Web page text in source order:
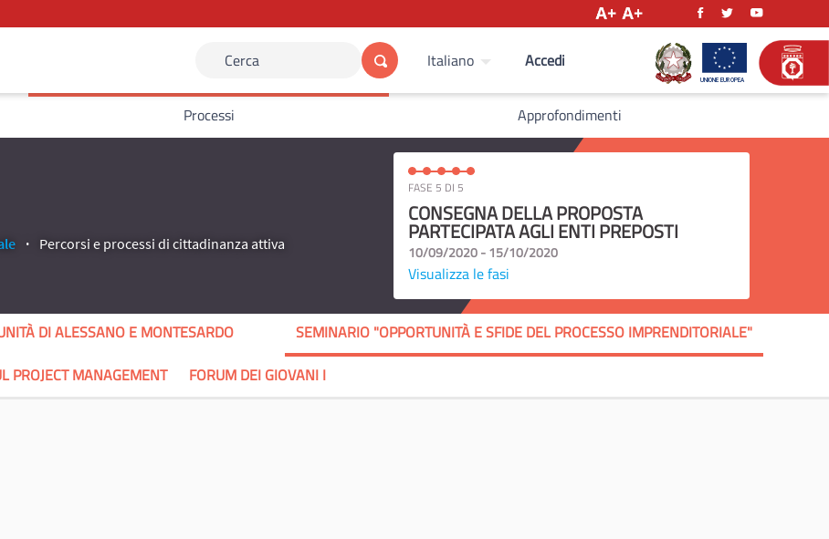
Cerca Italiano Accedi
Processi Approfondimenti
Percorsi e processi di cittadinanza attiva
FASE 5 DI 5
CONSEGNA DELLA PROPOSTA
PARTECIPATA AGLI ENTI PREPOSTI
10/09/2020 - 15/10/2020
Visualizza le fasi
DI ALESSANO E MONTESARDO
SEMINARIO "OPPORTUNITÀ E SFIDE DEL PROCESSO IMPRENDITORIALE"
PROJECT MANAGEMENT FORUM DEI GIOVANI I